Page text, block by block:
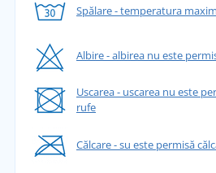
Spălare - temperatura
Albire - albirea nu este
Uscarea - uscarea nu este
rufe
Călcare - su este permisă